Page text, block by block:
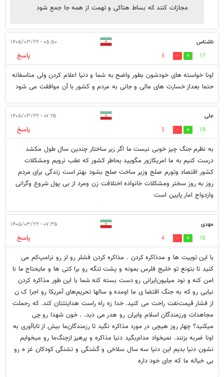
مجازات کنند که بساط هتاکی و تهمت از همه جا جمع شود
ناشناس ۰۵:۵۰ - ۱۴۰۵/۰۳/۲۲
17
5
پاسخ
اونا خواسته های خودشون بطور واضح به شما و دنیا اعلام کردن ولی متاسفانه
حتما بعداز خسارت های مالی و جانی به مردم و کشور با آن موافقت می شود
علی ۰۷:۲۵ - ۱۴۰۵/۰۳/۲۲
19
3
پاسخ
به نظرم جنگ چیز خوبی نیست ما اگر زیر ساختار چندین سال طول مکشد
درست کنیم به ما امریکازور مگویید بحاطر کشور که عقب نرویم ومشکلات
کشور اقتصاد وتورم صلح وزیر ساخت صلح بشود بهتر است زندگی برای مردم
روز به روز سختر ومشکلات خانواده اختلافت زن ومرد از بی پول شروع وگرانی
وازدواج امار پایین است
مهدی ۰۷:۳۵ - ۱۴۰۵/۰۳/۲۲
10
4
پاسخ
با این توییت ها و مدذاکره کردن . مذاکره کردن فشلر رو لز رو نرامپ‌کم می
کنید تا بتونع تو خلیج فلرس بمونه و پشت تنگه رو برا کتی ها و مایحتاج ما نا
امن کنه و نود میلیون‌ایرانی رو دست بسته کنه شما با این طور مذاکره کردن
نیایی رو که به جنگ اقتضا ی ما اومده و سالها تحریم‌های آمریکا رو اجرا ک ن
از فشار قیمت‌نفت راحت می کنید. خدا زه راه راست هدایتتتان کند. که رحملت
مجاهدات ورزمندگان اسلام وایران رو هدر می دید. . خون شهدا رو چی
میکنید؟ چهار روز هیچی در مورد مذاکره نگید تا رزمندگان‌ما بیش از تاباآوری به
اونا ضربه بزنند. نمیخواد مدام‌بگید دنیا مذاکره و پرهیز ازجنگ‌ما رو میخوایم
نشون دنیا بدیم این دنیا سه سال سلاخی و گشنگی و تشنگی کودکان غز ه رو
بی خیاله ما که جای خود داره